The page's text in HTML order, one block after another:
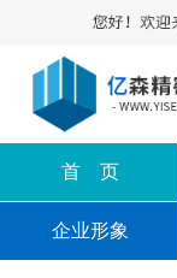
首 页
企业形象